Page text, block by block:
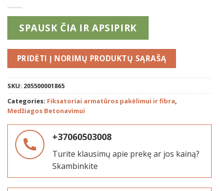
SPAUSK ČIA IR APSIPIRK
PRIDĖTI
SKU: 205500001865
Categories: Fiksatoriai armatūros pakėlimui ir fibra,
Medžiagos Betonavimui
+37060503008
Turite klausimų apie prekę ar jos kainą?
Skambinkite